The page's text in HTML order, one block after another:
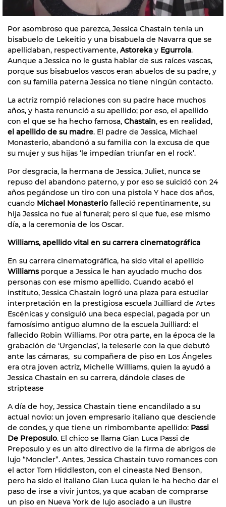
Por asombroso que parezca, Jessica Chastain tenía un
bisabuelo de Lekeitio y una bisabuela de Navarra que se
apellidaban, respectivamente, Astoreka y Egurrola.
Aunque a Jessica no le gusta hablar de sus raíces vascas,
porque sus bisabuelos vascos eran abuelos de su padre, y
con su familia paterna Jessica no tiene ningún contacto.
La actriz rompió relaciones con su padre hace muchos
años, y hasta renunció a su apellido; por eso, el apellido
con el que se ha hecho famosa, Chastain, es en realidad,
el apellido de su madre. El padre de Jessica, Michael
Monasterio, abandonó a su familia con la excusa de que
su mujer y sus hijas ‘le impedían triunfar en el rock’.
Por desgracia, la hermana de Jessica, Juliet, nunca se
repuso del abandono paterno, y por eso se suicidó con 24
años pegándose un tiro con una pistola Y hace dos años,
cuando Michael Monasterio falleció repentinamente, su
hija Jessica no fue al funeral; pero sí que fue, ese mismo
día, a la ceremonia de los Oscar.
Williams, apellido vital en su carrera cinematográfica
En su carrera cinematográfica, ha sido vital el apellido
Williams porque a Jessica le han ayudado mucho dos
personas con ese mismo apellido. Cuando acabó el
instituto, Jessica Chastain logró una plaza para estudiar
interpretación en la prestigiosa escuela Juilliard de Artes
Escénicas y consiguió una beca especial, pagada por un
famosísimo antiguo alumno de la escuela Juilliard: el
fallecido Robin Williams. Por otra parte, en la época de la
grabación de ‘Urgencias’, la teleserie con la que debutó
ante las cámaras, su compañera de piso en Los Ángeles
era otra joven actriz, Michelle Williams, quien la ayudó a
Jessica Chastain en su carrera, dándole clases de
striptease
A día de hoy, Jessica Chastain tiene encandilado a su
actual novio: un joven empresario italiano que desciende
de condes, y que tiene un rimbombante apellido: Passi
De Preposulo. El chico se llama Gian Luca Passi de
Preposulo y es un alto directivo de la firma de abrigos de
lujo “Moncler”. Antes, Jessica Chastain tuvo romances con
el actor Tom Hiddleston, con el cineasta Ned Benson,
pero ha sido el italiano Gian Luca quien le ha hecho dar el
paso de irse a vivir juntos, ya que acaban de comprarse
un piso en Nueva York de lujo asociado a un ilustre